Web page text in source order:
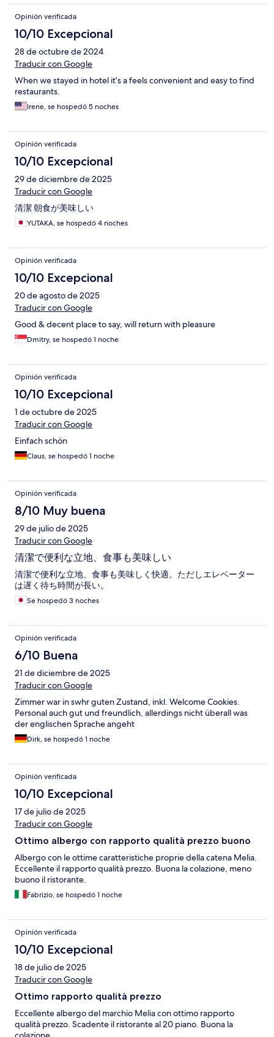
Opinión verificada
10/10 Excepcional
28 de octubre de 2024
Traducir con Google
When we stayed in hotel it’s a feels convenient and easy to find
restaurants.
Irene, se hospedó 5 noches
Opinión verificada
10/10 Excepcional
29 de diciembre de 2025
Traducir con Google
清潔 朝食が美味しい
YUTAKA, se hospedó 4 noches
Opinión verificada
10/10 Excepcional
20 de agosto de 2025
Traducir con Google
Good & decent place to say, will return with pleasure
Dmitry, se hospedó 1 noche
Opinión verificada
10/10 Excepcional
1 de octubre de 2025
Traducir con Google
Einfach schön
Claus, se hospedó 1 noche
Opinión verificada
8/10 Muy buena
29 de julio de 2025
Traducir con Google
清潔で便利な立地、食事も美味しい
清潔で便利な立地、食事も美味しく快適。ただしエレベーター
は遅く待ち時間が長い。
Se hospedó 3 noches
Opinión verificada
6/10 Buena
21 de diciembre de 2025
Traducir con Google
Zimmer war in swhr guten Zustand, inkl. Welcome Cookies.
Personal auch gut und freundlich, allerdings nicht überall was
der englischen Sprache angeht
Dirk, se hospedó 1 noche
Opinión verificada
10/10 Excepcional
17 de julio de 2025
Traducir con Google
Ottimo albergo con rapporto qualità prezzo buono
Albergo con le ottime caratteristiche proprie della catena Melia.
Eccellente il rapporto qualità prezzo. Buona la colazione, meno
buono il ristorante.
Fabrizio, se hospedó 1 noche
Opinión verificada
10/10 Excepcional
18 de julio de 2025
Traducir con Google
Ottimo rapporto qualità prezzo
Eccellente albergo del marchio Melia con ottimo rapporto
qualità prezzo. Scadente il ristorante al 20 piano. Buona la